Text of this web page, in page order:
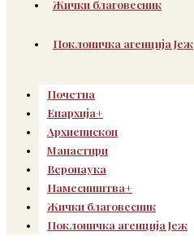
Жички благовесник
Поклоничка агенција Јеж
Почетна
Епархија+
Архиепископ
Манастири
Веронаука
Намесништва+
Жички благовесник
Поклоничка агенција Јеж